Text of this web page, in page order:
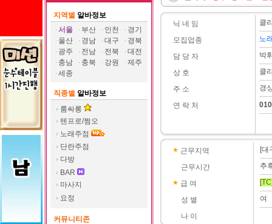
지역별 알바정보
서울
부산 인천
경기
울산
경남 대구
경북
광주
전남 전북
대전
충남
충북 강원
제주
세종
직종별 알바정보
룸싸롱
텐프로/쩜오
노래주점
단란주점
다방
BAR
마사지
요정
커뮤니티존
닉 네 임
모집업종
담 당 자
상 호
주 소
연 락 처
클
노
박
클
경
근무지역
근무시간
급 여
성 별
나 이
[대
추
여